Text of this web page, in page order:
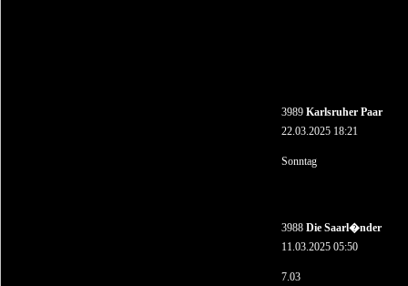
3989 Karlsruher Paar
22.03.2025 18:21
Sonntag
3988 Die Saarl�nder
11.03.2025 05:50
7.03